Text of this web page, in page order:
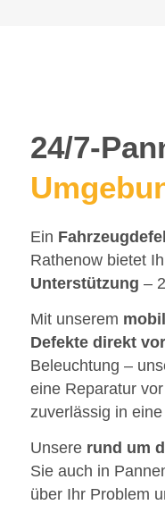
24/7-
Ein
Rathenow bietet
Unterstützung –
Mit unserem
Defekte direkt
Beleuchtung –
eine Reparatur
zuverlässig in eine
Unsere rund um
Sie auch in
über Ihr Problem